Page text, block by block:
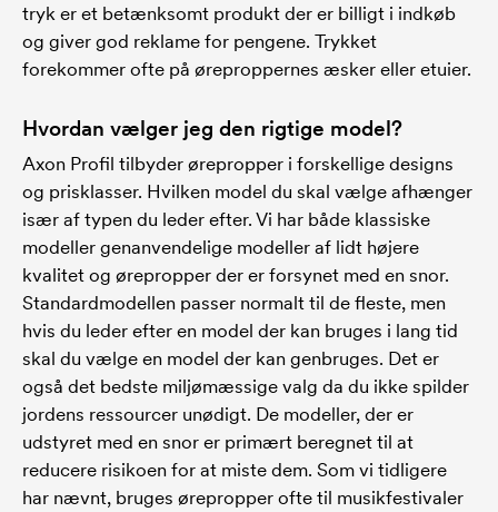
tryk er et betænksomt produkt der er billigt i indkøb
og giver god reklame for pengene. Trykket
forekommer ofte på øreproppernes æsker eller etuier.
Hvordan vælger jeg den rigtige model?
Axon Profil tilbyder ørepropper i forskellige designs
og prisklasser. Hvilken model du skal vælge afhænger
især af typen du leder efter. Vi har både klassiske
modeller genanvendelige modeller af lidt højere
kvalitet og ørepropper der er forsynet med en snor.
Standardmodellen passer normalt til de fleste, men
hvis du leder efter en model der kan bruges i lang tid
skal du vælge en model der kan genbruges. Det er
også det bedste miljømæssige valg da du ikke spilder
jordens ressourcer unødigt. De modeller, der er
udstyret med en snor er primært beregnet til at
reducere risikoen for at miste dem. Som vi tidligere
har nævnt, bruges ørepropper ofte til musikfestivaler